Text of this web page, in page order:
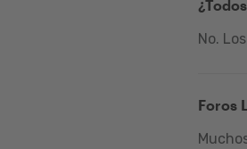
No.
Foros